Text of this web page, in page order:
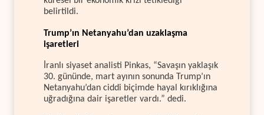
belirtildi.
Trump’ın Netanyahu’dan uzaklaşma
işaretleri
İranlı siyaset analisti Pinkas, “Savaşın yaklaşık
30. gününde, mart ayının sonunda Trump’ın
Netanyahu’dan ciddi biçimde hayal kırıklığına
uğradığına dair işaretler vardı.” dedi.